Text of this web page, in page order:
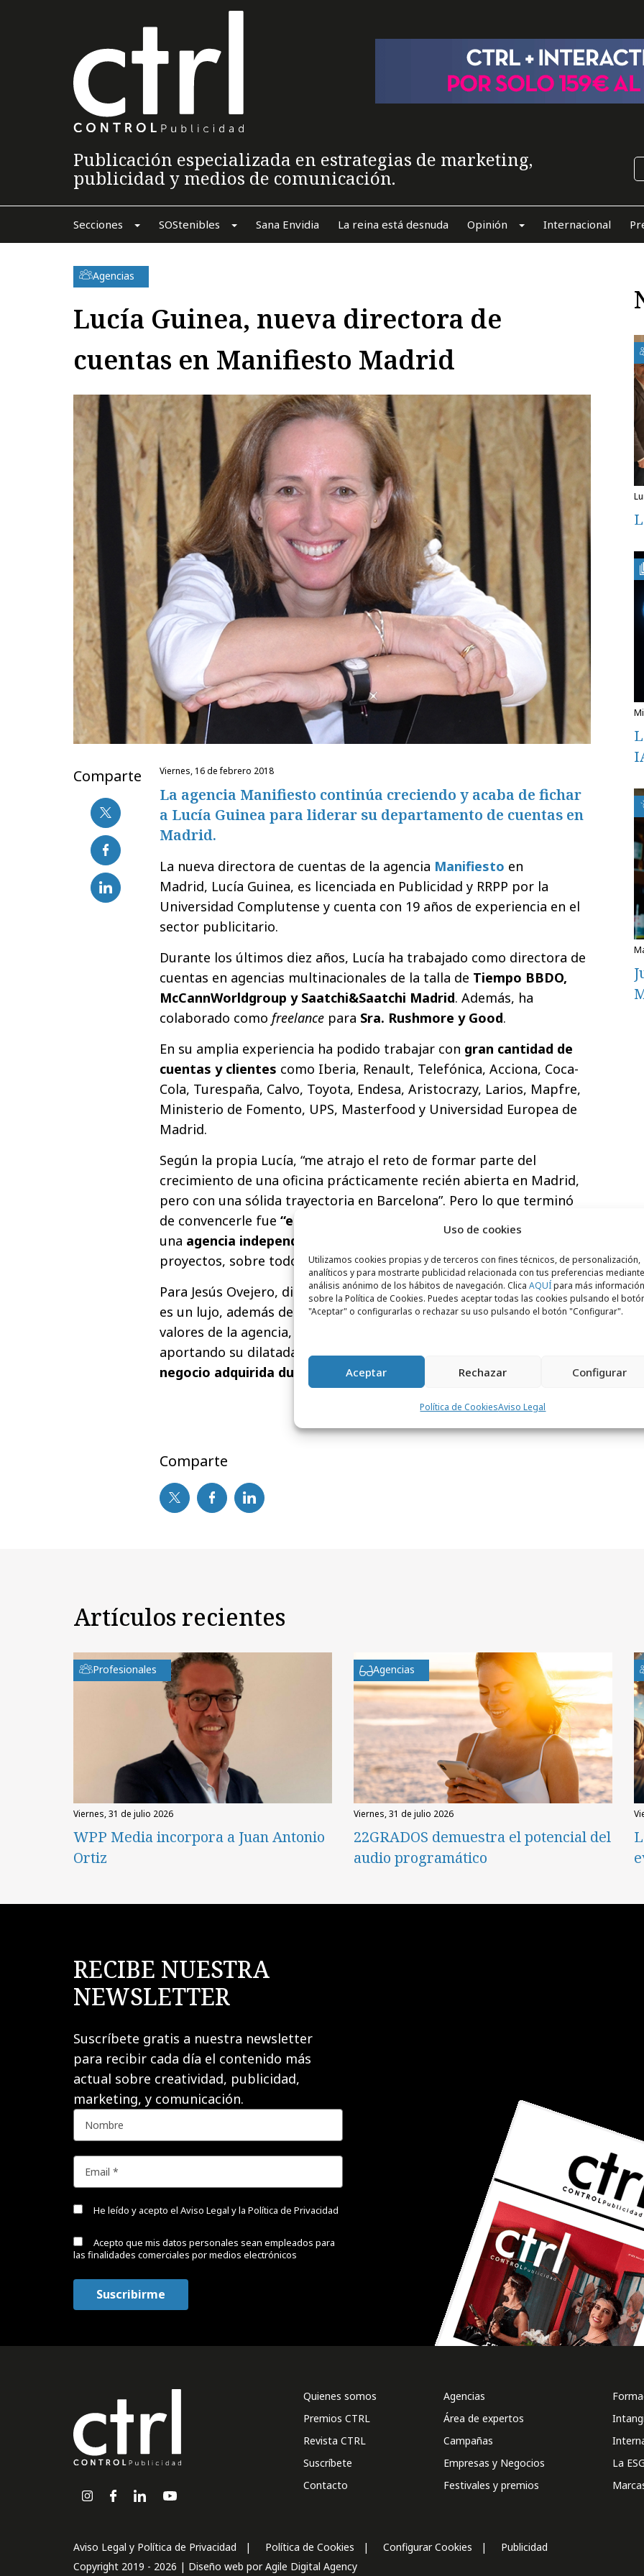
Uso de cookies
Utilizamos cookies propias y de terceros con fines técnicos, de personalización,
analíticos y para mostrarte publicidad relacionada con tus preferencias
análisis anónimo de los hábitos de navegación. Clica AQUÍpara más información
sobre la Política de Cookies. Puedes aceptar todas las cookies pulsando el
"Aceptar" o configurarlas o rechazar su uso pulsando el botón "Configurar".
Aceptar Rechazar Configurar
Política de CookiesAviso Legal
Publicación especializada en estrategias de marketing,
publicidad y medios de comunicación.
Secciones SOStenibles Sana Envidia La reina está desnuda Opinión Internacional
Agencias
Lucía Guinea, nueva directora de
cuentas en Manifiesto Madrid
Comparte viernes, 16 de febrero 2018
La agencia Manifiesto continúa creciendo y acaba de fichar
a Lucía Guinea para liderar su departamento de cuentas en
Madrid.
La nueva directora de cuentas de la agencia Manifiesto en
Madrid, Lucía Guinea, es licenciada en Publicidad y RRPP por la
Universidad Complutense y cuenta con 19 años de experiencia en el
sector publicitario.
Durante los últimos diez años, Lucía ha trabajado como directora de
cuentas en agencias multinacionales de la talla de Tiempo BBDO,
McCannWorldgroup y Saatchi&Saatchi Madrid. Además, ha
colaborado como freelance para Sra. Rushmore y Good.
En su amplia experiencia ha podido trabajar con gran cantidad de
cuentas y clientes como Iberia, Renault, Telefónica, Acciona, Coca-
Cola, Turespaña, Calvo, Toyota, Endesa, Aristocrazy, Larios, Mapfre,
Ministerio de Fomento, UPS, Masterfood y Universidad Europea de
Madrid.
Según la propia Lucía, “me atrajo el reto de formar parte del
crecimiento de una oficina prácticamente recién abierta en Madrid,
pero con una sólida trayectoria en Barcelona”. Pero lo que terminó
de convencerle fue “el equipo y ambiente de trabajo
una agencia independiente
proyectos, sobre todo en el área digital”.
Para Jesús Ovejero, director general de Manifiesto, “contar con Lucía
es un lujo, además de personalmente encajar a la perfección con los
valores de la agencia, estamos convencidos de que nos ayudará
aportando su dilatada experiencia y lavisión estratégica y de
negocio adquirida durante toda su carrera
Comparte
Artículos recientes
Profesionales
viernes, 31 de julio 2026
WPP Media incorpora a Juan Antonio
Ortiz
Agencias
viernes, 31 de julio 2026
22GRADOS demuestra el potencial del
audio programático
RECIBE NUESTRA
NEWSLETTER
Suscríbete gratis a nuestra newsletter
para recibir cada día el contenido más
actual sobre creatividad, publicidad,
marketing, y comunicación.
He leído y acepto el Aviso Legal y la Política de Privacidad
Acepto que mis datos personales sean empleados para
las finalidades comerciales por medios electrónicos
Quienes somos
Premios CTRL
Revista CTRL
Suscríbete
Contacto
Agencias
Área de expertos
Campañas
Empresas y Negocios
Festivales y premios
La
Aviso Legal y Política de Privacidad Política de Cookies Configurar Cookies
Publicidad
Copyright 2019 - 2026 | Diseño web porAgile Digital Agency